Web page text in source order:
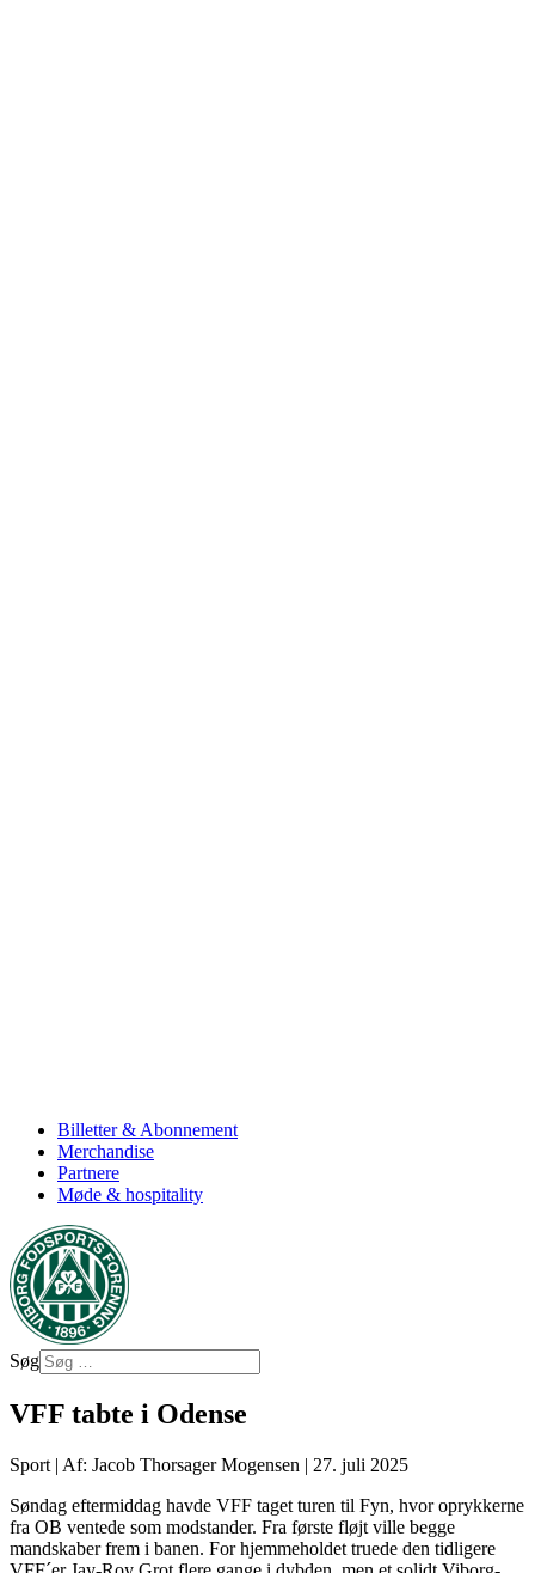
Billetter & Abonnement
Merchandise
Partnere
Møde & hospitality
Søg
VFF tabte i Odense
Sport | Af: Jacob Thorsager Mogensen | 27. juli 2025
Søndag eftermiddag havde VFF taget turen til Fyn, hvor oprykkerne
fra OB ventede som modstander. Fra første fløjt ville begge
mandskaber frem i banen. For hjemmeholdet truede den tidligere